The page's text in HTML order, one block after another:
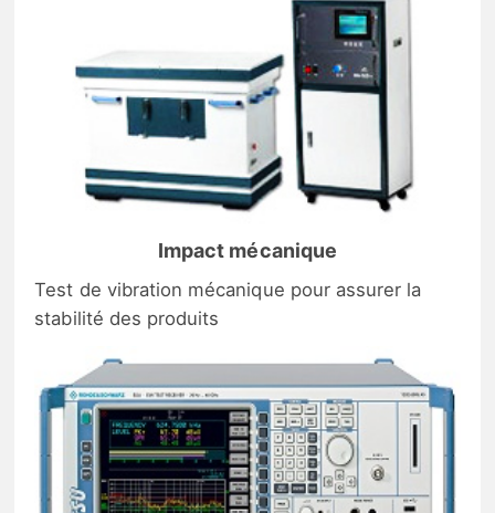
Impact mécanique
Test de vibration mécanique pour assurer la
stabilité des produits